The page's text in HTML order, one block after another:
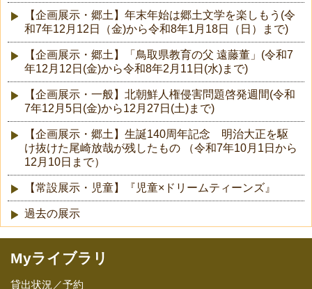
【企画展示・郷土】年末年始は郷土文学を楽しもう(令
和7年12月12日（金)から令和8年1月18日（日）まで)
【企画展示・郷土】「鳥取県教育の父 遠藤董」(令和7
年12月12日(金)から令和8年2月11日(水)まで)
【企画展示・一般】北朝鮮人権侵害問題啓発週間(令和
7年12月5日(金)から12月27日(土)まで)
【企画展示・郷土】生誕140周年記念 明治大正を駆
け抜けた尾崎放哉が残したもの （令和7年10月1日から
12月10日まで）
【常設展示・児童】『児童×ドリームティーンズ』
過去の展示
Myライブラリ
貸出状況／予約